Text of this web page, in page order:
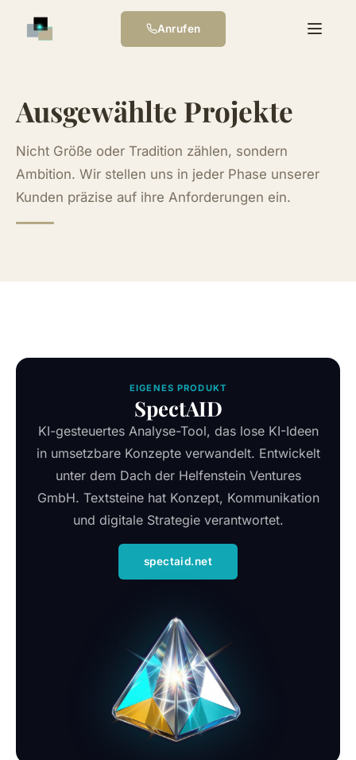
Anrufen
Ausgewählte Projekte
Nicht Größe oder Tradition zählen, sondern
Ambition. Wir stellen uns in jeder Phase unserer
Kunden präzise auf ihre Anforderungen ein.
EIGENES PRODUKT
SpectAID
KI-gesteuertes Analyse-Tool, das lose KI-Ideen
in umsetzbare Konzepte verwandelt. Entwickelt
unter dem Dach der Helfenstein Ventures
GmbH. Textsteine hat Konzept, Kommunikation
und digitale Strategie verantwortet.
spectaid.net